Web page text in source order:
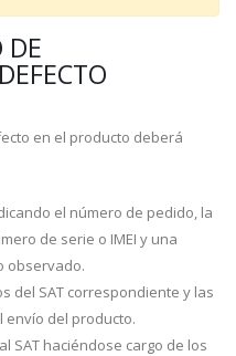
DE
en el producto deberá
el número de pedido, la
de serie o IMEI y una
observado.
del SAT correspondiente y las
envío del producto.
SAT haciéndose cargo de los